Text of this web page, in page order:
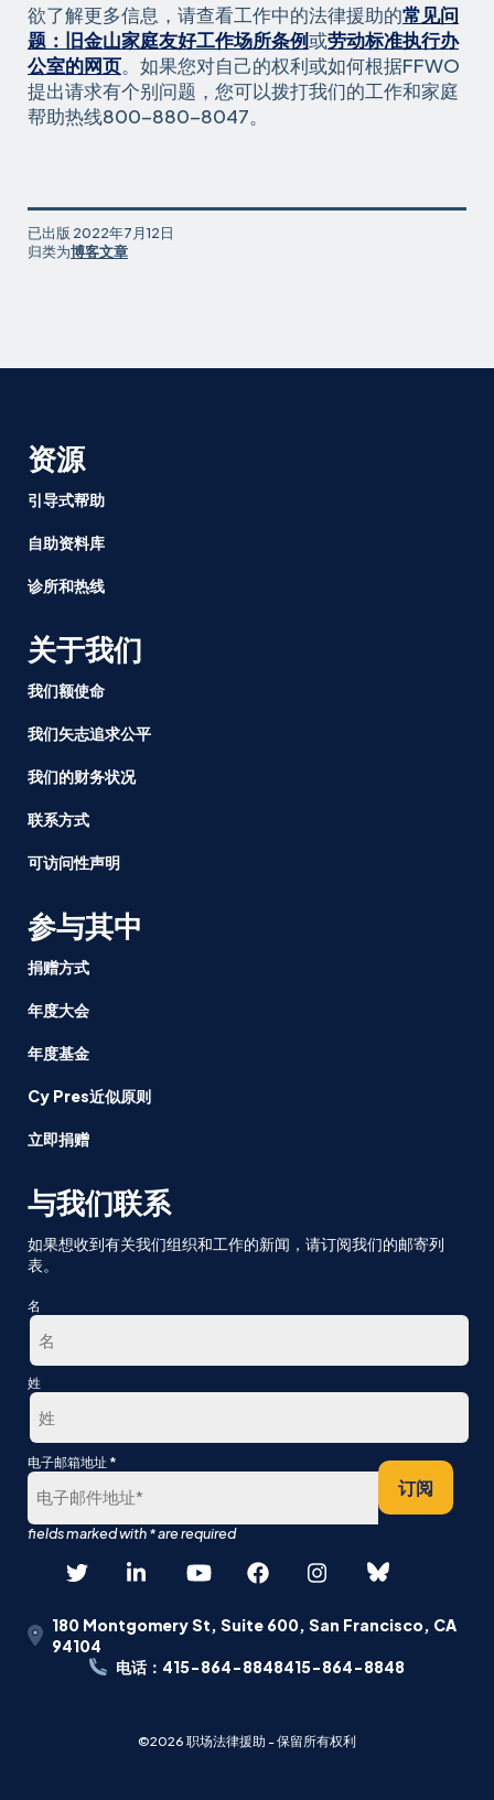
欲了解更多信息，请查看工作中的法律援助的常见问
题：旧金山家庭友好工作场所条例或劳动标准执行办
公室的网页。如果您对自己的权利或如何根据FFWO
提出请求有个别问题，您可以拨打我们的工作和家庭
帮助热线800-880-8047。
已出版 2022年7月12日
归类为博客文章
资源
引导式帮助
自助资料库
诊所和热线
关于我们
我们额使命
我们矢志追求公平
我们的财务状况
联系方式
可访问性声明
参与其中
捐赠方式
年度大会
年度基金
Cy Pres近似原则
立即捐赠
与我们联系
如果想收到有关我们组织和工作的新闻，请订阅我们的邮寄列
表。
名
第
一
姓
最
后
电子邮箱地址 *
订阅
180 Montgomery St, Suite 600, San Francisco, CA
94104
电话：415-864-8848415-864-8848
©2026 职场法律援助 - 保留所有权利